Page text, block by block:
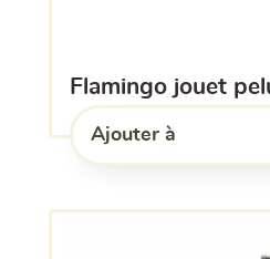
flamingo jouet
Ajouter à
l'une de mes listes.